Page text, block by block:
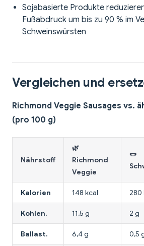
Sojabasierte Produkte
Fußabdruck um bis zu 90 % im
Schweinswürsten
Vergleichen und
Richmond Veggie Sausages vs.
(pro 100 g)
Nährstoff
🌿
Richmond
Veggie
🌭
Kalorien 148 kcal 280
Kohlen. 11,5 g 2 g
Ballast. 6,4 g 0,5